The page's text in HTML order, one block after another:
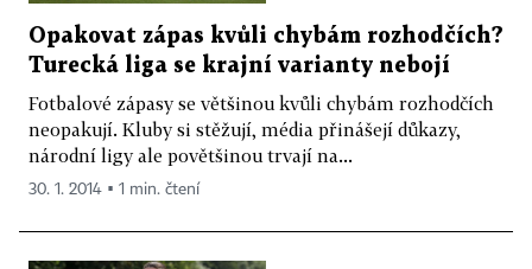
Opakovat zápas kvůli chybám rozhodčích?
Turecká liga se krajní varianty nebojí
Fotbalové zápasy se většinou kvůli chybám rozhodčích
neopakují. Kluby si stěžují, média přinášejí důkazy,
národní ligy ale povětšinou trvají na...
30. 1. 2014 ▪ 1 min. čtení